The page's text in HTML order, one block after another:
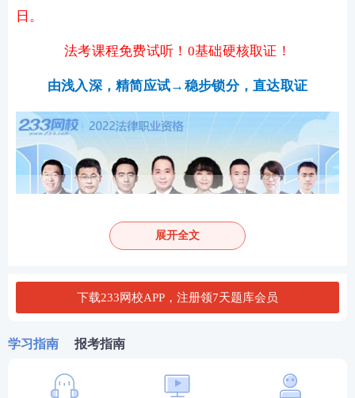
日。
法考课程免费试听！0基础硬核取证！
由浅入深，精简应试→稳步锁分，直达取证
报考关注：【法考主观题报名时间
】
展开全文
下载233网校APP，注册领7天题库会员
学习指南 报考指南